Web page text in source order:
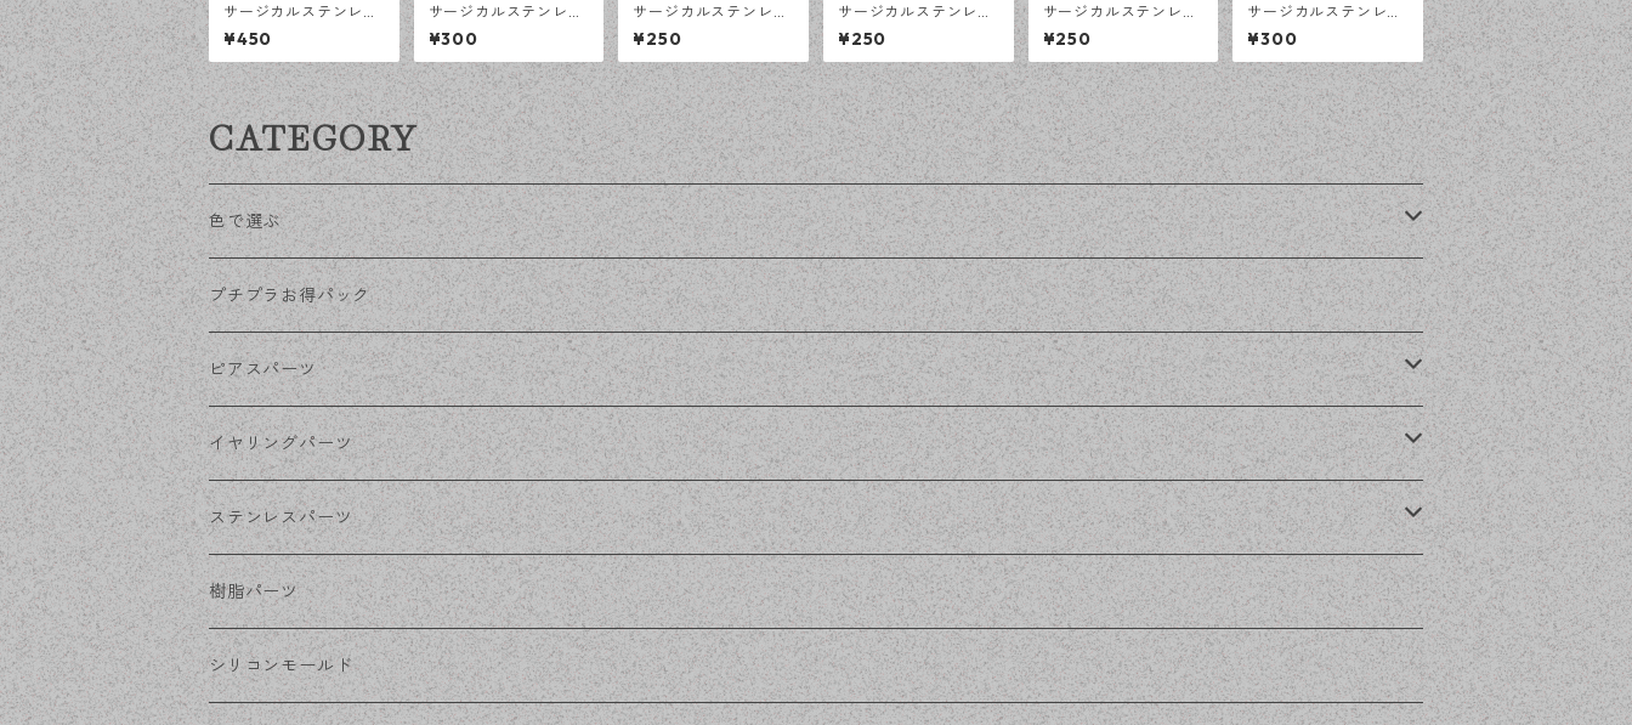
サージカルステンレス
荒め小豆チェーン 4×3
ｍｍ ゴールド 50cm
アジャスターチェーン
アレルギー対応 ハンド
メイド資材 【en工
房】
¥450
サージカルステンレス
荒め小豆チェーン 4×3
ｍｍ シルバー 50cm
アジャスターチェーン
アレルギー対応 ハンド
メイド資材 【en工
房】
¥300
サージカルステンレス
12ｍｍ ミール皿 オー
プンリング台 シルバー
2個 アレルギー対応 ア
クセサリーパーツ ハン
ドメイド資材 【en工
房】
¥250
サージカルステンレス
10ｍｍ 平皿 オープン
リング台 シルバー 2個
アレルギー対応 アクセ
サリーパーツ ハンドメ
イド資材 【en工房】
¥250
サージカルステンレス
8ｍｍ 平皿 オープンリ
ング台 シルバー 2個
アレルギー対応 アクセ
サリーパーツ ハンドメ
イド資材 【en工房】
¥250
サージカルステンレス
10ｍｍ 平皿 フリーサ
イズ リング台 シルバ
ー 5個 アレルギー対応
アクセサリーパーツ ハ
ンドメイド資材 【en
工房】
¥300
CATEGORY
色で選ぶ
KCゴールド
ゴールド
シルバー
ホワイトシルバー
ステンレス・シルバー
ステンレス・ゴールド
プチプラお得パック
ピアスパーツ
ポストピアス
フックピアス
その他ピアス
イヤリングパーツ
ネジばねイヤリング
クリップイヤリング
ノンホールピアス
ステンレスパーツ
ステンレスピアス
ステンレスイヤリング
樹脂パーツ
シリコンモールド